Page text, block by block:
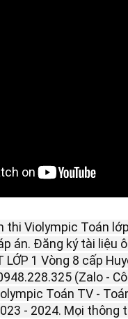
thi Violympic Toán
án. Đăng ký tài liệu
LỚP 1 Vòng 8 cấp
(Zalo -
Toán TV -
- 2024. Mọi